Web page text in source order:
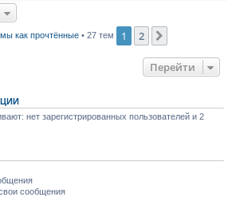
как прочтённые• 27 тем 1 2
Перейти
нет зарегистрированных пользователей и 2
сообщения